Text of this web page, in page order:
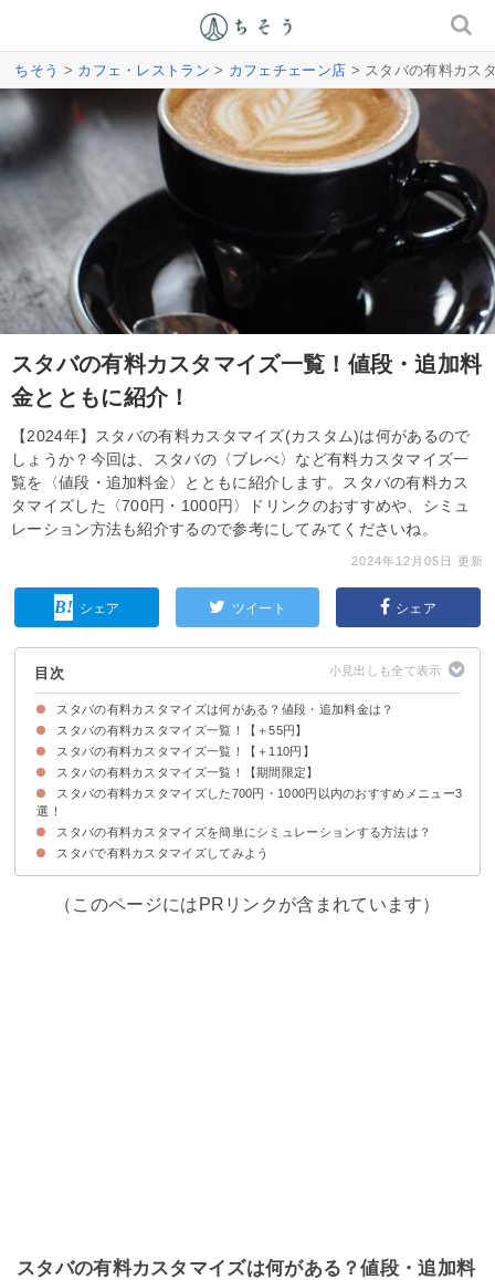
ちそう > カフェ・レストラン > カフェチェーン店 > スタバの有料カス
スタバの有料カスタマイズ一覧！値段・追加料
金とともに紹介！
【2024年】スタバの有料カスタマイズ(カスタム)は何があるので
しょうか？今回は、スタバの〈ブレべ〉など有料カスタマイズ一
覧を〈値段・追加料金〉とともに紹介します。スタバの有料カス
タマイズした〈700円・1000円〉ドリンクのおすすめや、シミュ
レーション方法も紹介するので参考にしてみてくださいね。
2024年12月05日 更新
シェア ツイート シェア
目次
スタバの有料カスタマイズは何がある？値段・追加料金は？
スタバの有料カスタマイズ一覧！【＋55円】
①シロップの追加
②ホイップクリームの追加
③チョコチップの追加
④ミルクの追加・変更
⑤エスプレッソショットの追加
⑥デカフェ(カフェインレス)への変更
⑦ムースフォームの追加
⑧コーヒーローストの追加
スタバの有料カスタマイズ一覧！【＋110円】
①シトラス果肉の追加
②茶葉の追加
スタバの有料カスタマイズ一覧！【期間限定】
①コーヒーホイップ
スタバの有料カスタマイズした700円・1000円以内のおすすめメニュー3
選！
①エクストラコーヒーアーモンドミルクコーヒーフラペチーノグランデサイ
ズ(700円)
②エクストラショットバニラスターバックスラテグランデサイズ(650円)
③シトラスマンゴーパッションティーフラペチーノwithホイップクリームベ
ンティサイズ(946円)
スタバの有料カスタマイズを簡単にシミュレーションする方法は？
スタバの有料カスタマイズする際は公式シミュレーションサイトを活用しよ
スタバで有料カスタマイズしてみよう
（このページにはPRリンクが含まれています）
スタバの有料カスタマイズは何がある？値段・追加料